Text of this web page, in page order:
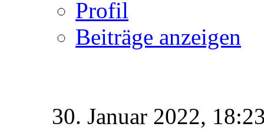
Profil
Beiträge anzeigen
30. Januar 2022,